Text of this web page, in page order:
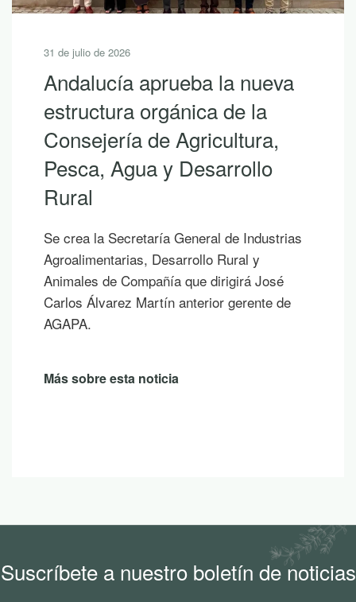
31 de julio de 2026
Andalucía aprueba la nueva
estructura orgánica de la
Consejería de Agricultura,
Pesca, Agua y Desarrollo
Rural
Se crea la Secretaría General de Industrias
Agroalimentarias, Desarrollo Rural y
Animales de Compañía que dirigirá José
Carlos Álvarez Martín anterior gerente de
AGAPA.
Más sobre esta noticia
Suscríbete a nuestro boletín de noticias